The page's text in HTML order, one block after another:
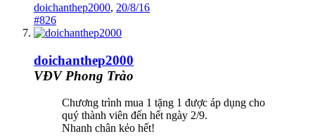
doichanthep2000, 20/8/16
#826
doichanthep2000
VĐV Phong Trào
Chương trình mua 1 tặng 1 được áp dụng cho
quý thành viên đến hết ngày 2/9.
Nhanh chân kẻo hết!